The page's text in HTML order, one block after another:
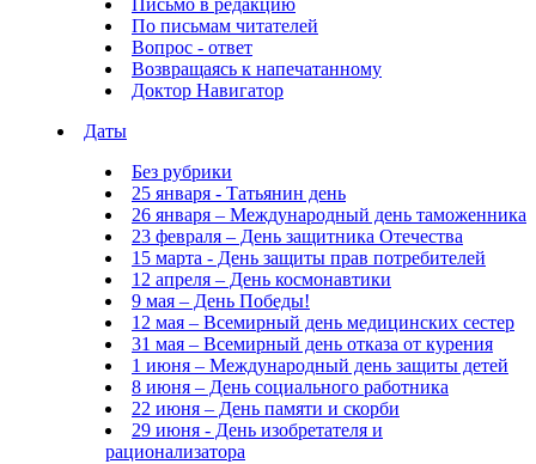
Письмо в редакцию
По письмам читателей
Вопрос - ответ
Возвращаясь к напечатанному
Доктор Навигатор
Даты
Без рубрики
25 января - Татьянин день
26 января – Международный день таможенника
23 февраля – День защитника Отечества
15 марта - День защиты прав потребителей
12 апреля – День космонавтики
9 мая – День Победы!
12 мая – Всемирный день медицинских сестер
31 мая – Всемирный день отказа от курения
1 июня – Международный день защиты детей
8 июня – День социального работника
22 июня – День памяти и скорби
29 июня - День изобретателя и
рационализатора